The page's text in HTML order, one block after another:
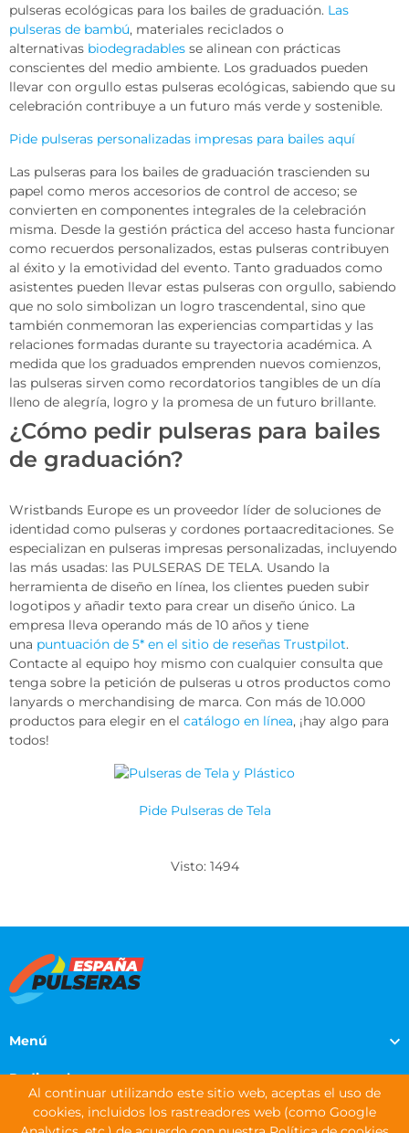
pulseras ecológicas para los bailes de graduación. Las
pulseras de bambú, materiales reciclados o
alternativas biodegradables se alinean con prácticas
conscientes del medio ambiente. Los graduados pueden
llevar con orgullo estas pulseras ecológicas, sabiendo que su
celebración contribuye a un futuro más verde y sostenible.
Pide pulseras personalizadas impresas para bailes aquí
Las pulseras para los bailes de graduación trascienden su
papel como meros accesorios de control de acceso; se
convierten en componentes integrales de la celebración
misma. Desde la gestión práctica del acceso hasta funcionar
como recuerdos personalizados, estas pulseras contribuyen
al éxito y la emotividad del evento. Tanto graduados como
asistentes pueden llevar estas pulseras con orgullo, sabiendo
que no solo simbolizan un logro trascendental, sino que
también conmemoran las experiencias compartidas y las
relaciones formadas durante su trayectoria académica. A
medida que los graduados emprenden nuevos comienzos,
las pulseras sirven como recordatorios tangibles de un día
lleno de alegría, logro y la promesa de un futuro brillante.
¿Cómo pedir pulseras para bailes
de graduación?
Wristbands Europe es un proveedor líder de soluciones de
identidad como pulseras y cordones portaacreditaciones. Se
especializan en pulseras impresas personalizadas, incluyendo
las más usadas: las PULSERAS DE TELA. Usando la
herramienta de diseño en línea, los clientes pueden subir
logotipos y añadir texto para crear un diseño único. La
empresa lleva operando más de 10 años y tiene
una puntuación de 5* en el sitio de reseñas Trustpilot.
Contacte al equipo hoy mismo con cualquier consulta que
tenga sobre la petición de pulseras u otros productos como
lanyards o merchandising de marca. Con más de 10.000
productos para elegir en el catálogo en línea, ¡hay algo para
todos!
Pide Pulseras de Tela
Visto: 1494
Menú
Pedir pulseras
Información de contacto
Al continuar utilizando este sitio web, aceptas el uso de
cookies, incluidos los rastreadores web (como Google